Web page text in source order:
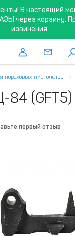
В настоящий
через корзину.
извинения.
пороховых пистолетов
84 (GFT5)
первый отзыв